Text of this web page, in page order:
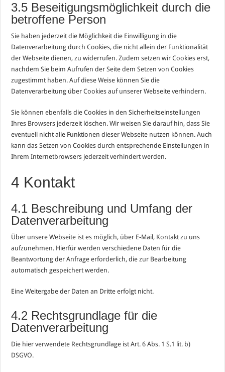
3.5 Beseitigungsmöglichkeit durch die
betroffene Person
Sie haben jederzeit die Möglichkeit die Einwilligung in die
Datenverarbeitung durch Cookies, die nicht allein der Funktionalität
der Webseite dienen, zu widerrufen. Zudem setzen wir Cookies erst,
nachdem Sie beim Aufrufen der Seite dem Setzen von Cookies
zugestimmt haben. Auf diese Weise können Sie die
Datenverarbeitung über Cookies auf unserer Webseite verhindern.
Sie können ebenfalls die Cookies in den Sicherheitseinstellungen
Ihres Browsers jederzeit löschen. Wir weisen Sie darauf hin, dass Sie
eventuell nicht alle Funktionen dieser Webseite nutzen können. Auch
kann das Setzen von Cookies durch entsprechende Einstellungen in
Ihrem Internetbrowsers jederzeit verhindert werden.
4 Kontakt
4.1 Beschreibung und Umfang der
Datenverarbeitung
Über unsere Webseite ist es möglich, über E-Mail, Kontakt zu uns
aufzunehmen. Hierfür werden verschiedene Daten für die
Beantwortung der Anfrage erforderlich, die zur Bearbeitung
automatisch gespeichert werden.
Eine Weitergabe der Daten an Dritte erfolgt nicht.
4.2 Rechtsgrundlage für die
Datenverarbeitung
Die hier verwendete Rechtsgrundlage ist Art. 6 Abs. 1 S.1 lit. b)
DSGVO.